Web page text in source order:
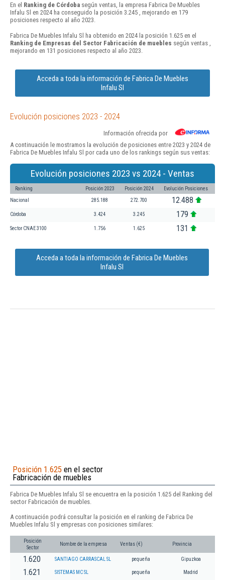
En el Ranking de Córdoba según ventas, la empresa Fabrica De Muebles
Infalu Sl en 2024 ha conseguido la posición 3.245 , mejorando en 179
posiciones respecto al año 2023.
Fabrica De Muebles Infalu Sl ha obtenido en 2024 la posición 1.625 en el
Ranking de Empresas del Sector Fabricación de muebles según ventas ,
mejorando en 131 posiciones respecto al año 2023.
Acceda a toda la información de Fabrica De Muebles
Infalu Sl
Evolución posiciones 2023 - 2024
Información ofrecida por
A continuación le mostramos la evolución de posiciones entre 2023 y 2024 de
Fabrica De Muebles Infalu Sl por cada uno de los rankings según sus ventas:
Evolución posiciones 2023 vs 2024 - Ventas
Ranking Posición 2023 Posición 2024 Evolución Posiciones
Nacional 285.188 272.700 12.488
Córdoba 3.424 3.245 179
Sector CNAE 3100 1.756 1.625 131
Acceda a toda la información de Fabrica De Muebles
Infalu Sl
Posición 1.625 en el sector
Fabricación de muebles
Fabrica De Muebles Infalu Sl se encuentra en la posición 1.625 del Ranking del
sector Fabricación de muebles.
A continuación podrá consultar la posición en el ranking de Fabrica De
Muebles Infalu Sl y empresas con posiciones similares:
Posición
Sector
Nombre de la empresa Ventas (€) Provincia
1.620 SANTIAGO CARRASCAL SL pequeña Gipuzkoa
1.621 SISTEMAS MC SL pequeña Madrid